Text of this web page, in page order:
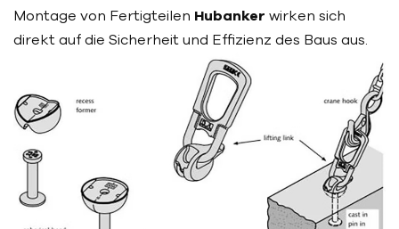
Montage von Fertigteilen Hubanker wirken sich
direkt auf die Sicherheit und Effizienz des Baus aus.